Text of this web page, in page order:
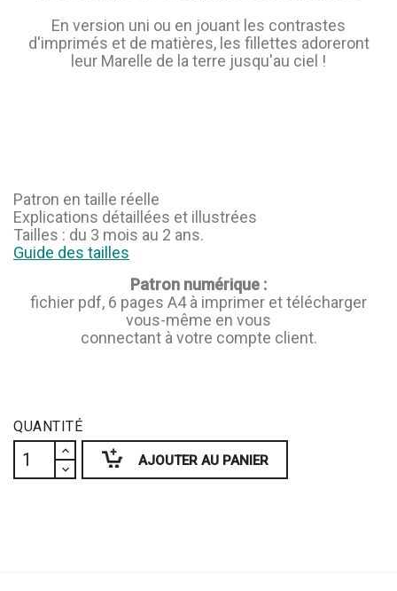
En version uni ou en jouant les contrastes
d'imprimés et de matières, les fillettes adoreront
leur Marelle de la terre jusqu'au ciel !
Patron en taille réelle
Explications détaillées et illustrées
Tailles : du 3 mois au 2 ans.
Guide des tailles
Patron numérique :
fichier pdf, 6 pages A4 à imprimer et télécharger
vous-même en vous
connectant à votre compte client.
QUANTITÉ
AJOUTER AU PANIER